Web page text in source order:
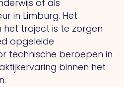
of als
in Limburg. Het
het traject is te zorgen
opgeleide
technische beroepen in
binnen het